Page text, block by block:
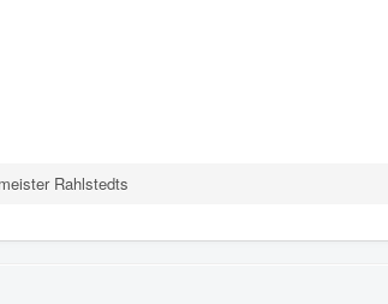
Rahlstedts